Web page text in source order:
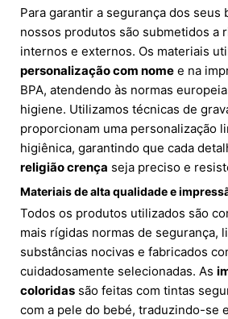
Para garantir a segurança dos seus
nossos produtos são submetidos a
internos e externos. Os materiais
personalização com nome e na
BPA, atendendo às normas
higiene. Utilizamos técnicas de
proporcionam uma personalização
higiênica, garantindo que cada
religião crença seja preciso e
Materiais de alta qualidade e
Todos os produtos utilizados são
mais rígidas normas de segurança,
substâncias nocivas e fabricados
cuidadosamente selecionadas. As
coloridas são feitas com tintas
com a pele do bebé, traduzindo-se